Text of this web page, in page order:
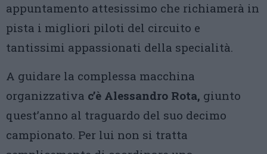
appuntamento attesissimo che richiamerà in
pista i migliori piloti del circuito e
tantissimi appassionati della specialità.
A guidare la complessa macchina
organizzativa c’è Alessandro Rota, giunto
quest’anno al traguardo del suo decimo
campionato. Per lui non si tratta